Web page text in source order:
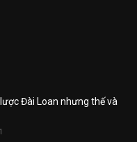
Đài Loan nhưng thế và